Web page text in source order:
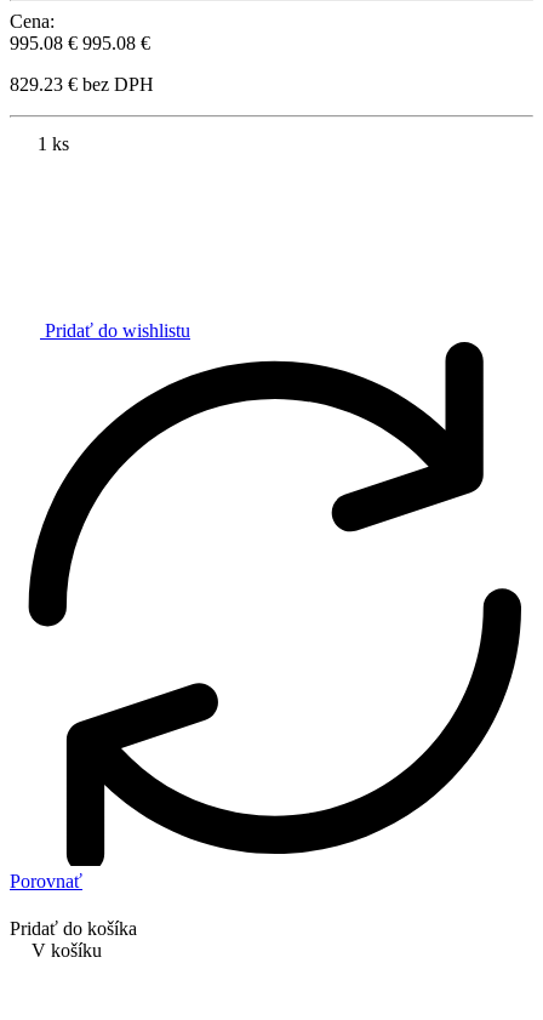
Cena:
995.08 € 995.08 €
829.23 € bez DPH
1 ks
Pridať do wishlistu
Porovnať
Pridať do košíka
V košíku